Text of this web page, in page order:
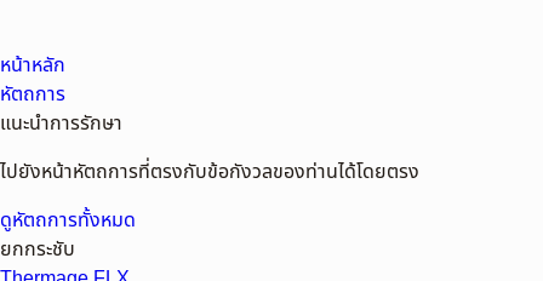
หน้าหลัก
หัตถการ
แนะนำการรักษา
ไปยังหน้าหัตถการที่ตรงกับข้อกังวลของท่านได้โดยตรง
ดูหัตถการทั้งหมด
ยกกระชับ